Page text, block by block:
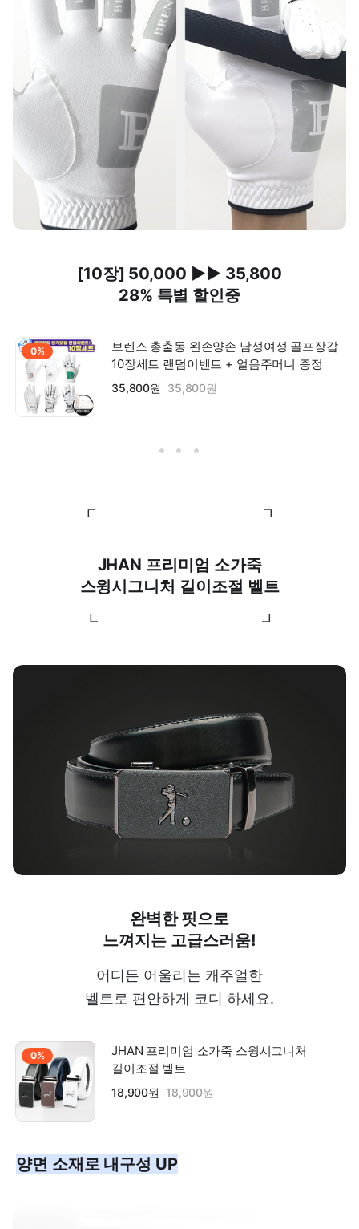
[10장] 50,000 ▶▶ 35,800
28% 특별 할인중
0%
브렌스 총출동 왼손양손 남성여성 골프장갑
10장세트 랜덤이벤트 + 얼음주머니 증정
35,800원 35,800원
┎ ┒
JHAN 프리미엄 소가죽
스윙시그니처 길이조절 벨트
┖ ┚
완벽한 핏으로
느껴지는 고급스러움!
어디든 어울리는 캐주얼한
벨트로 편안하게 코디 하세요.
0%
JHAN 프리미엄 소가죽 스윙시그니처
길이조절 벨트
18,900원 18,900원
양면 소재로 내구성 UP